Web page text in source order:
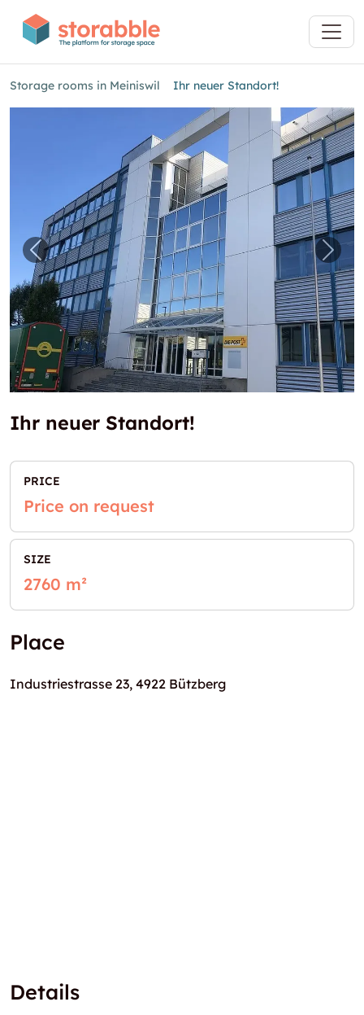
Storage rooms in Meiniswil Ihr neuer Standort!
Previous image for "Ihr neuer Standort!"
Ihr neuer Standort!
PRICE
Price on request
SIZE
2760 m²
Place
Industriestrasse 23, 4922 Bützberg
Details